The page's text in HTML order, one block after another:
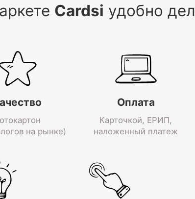
Cardsi удобно
на рынке)
Оплата
Карточкой, ЕРИП,
наложенный платеж